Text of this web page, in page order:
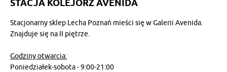
STACJA KOLEJORZ AVENIDA
Stacjonarny sklep Lecha Poznań mieści się w Galerii Avenida.
Znajduje się na II piętrze.
Godziny otwarcia:
Poniedziałek-sobota - 9:00-21:00